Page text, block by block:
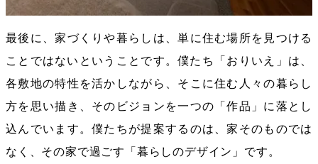
最後に、家づくりや暮らしは、単に住む場所を見つける
ことではないということです。僕たち「おりいえ」は、
各敷地の特性を活かしながら、そこに住む人々の暮らし
方を思い描き、そのビジョンを一つの「作品」に落とし
込んでいます。僕たちが提案するのは、家そのものでは
なく、その家で過ごす「暮らしのデザイン」です。